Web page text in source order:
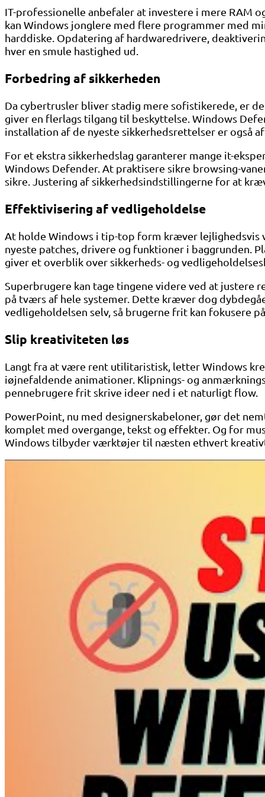
IT-professionelle anbefaler at investere i mere RAM
kan Windows jonglere med flere programmer med
harddiske. Opdatering af hardwaredrivere,
hver en smule hastighed ud.
Forbedring af sikkerheden
Da cybertrusler bliver stadig mere sofistikerede, er
giver en flerlags tilgang til beskyttelse. Windows
installation af de nyeste sikkerhedsrettelser er også
For et ekstra sikkerhedslag garanterer mange it-
Windows Defender. At praktisere sikre browsing-
sikre. Justering af sikkerhedsindstillingerne for at
Effektivisering af vedligeholdelse
At holde Windows i tip-top form kræver lejlighedsvis
nyeste patches, drivere og funktioner i baggrunden.
giver et overblik over sikkerheds- og
Superbrugere kan tage tingene videre ved at
på tværs af hele systemer. Dette kræver dog
vedligeholdelsen selv, så brugerne frit kan fokusere
Slip kreativiteten løs
Langt fra at være rent utilitaristisk, letter Windows
iøjnefaldende animationer. Klipnings- og
pennebrugere frit skrive ideer ned i et naturligt flow.
PowerPoint, nu med designerskabeloner, gør det
komplet med overgange, tekst og effekter. Og for
Windows tilbyder værktøjer til næsten ethvert kreativt